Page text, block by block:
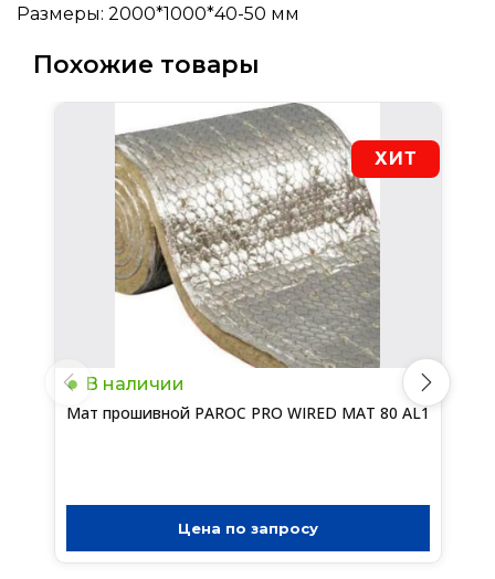
Размеры: 2000*1000*40-50 мм
Похожие товары
ХИТ
В наличии
Мат прошивной PAROC PRO WIRED MAT 80 AL1
Цена по запросу